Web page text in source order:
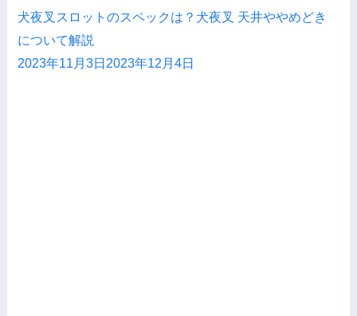
犬夜叉スロットのスペックは？犬夜叉 天井ややめどき
について解説
2023年11月3日 2023年12月4日